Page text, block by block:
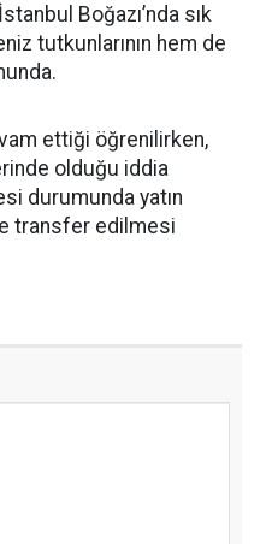
Boğazı’nda sık
tutkunlarının hem de
ettiği öğrenilirken,
olduğu iddia
durumunda yatın
transfer edilmesi